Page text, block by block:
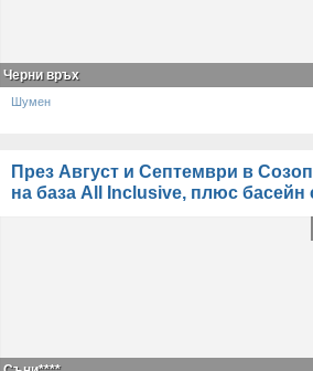
Черни връх
Шумен
През Август и Септември в
на база All Inclusive, плюс басейн